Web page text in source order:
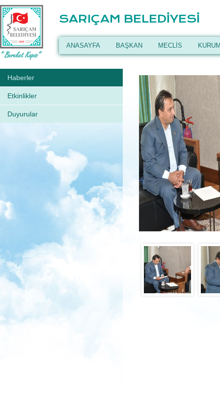
SARIÇAM BELEDİYESİ
ANASAYFA BAŞKAN MECLİS
Haberler
Etkinlikler
Duyurular